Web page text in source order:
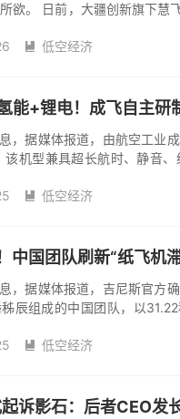
欲。 日前，大疆创新旗下慧
 低空经济
能+锂电！成飞自主研
，据媒体报道，由航空工业
该机型兼具超长航时、静音
 低空经济
中国团队刷新“纸飞机
，据媒体报道，吉尼斯官方
辰组成的中国团队，以
 低空经济
诉影石：后者CEO发